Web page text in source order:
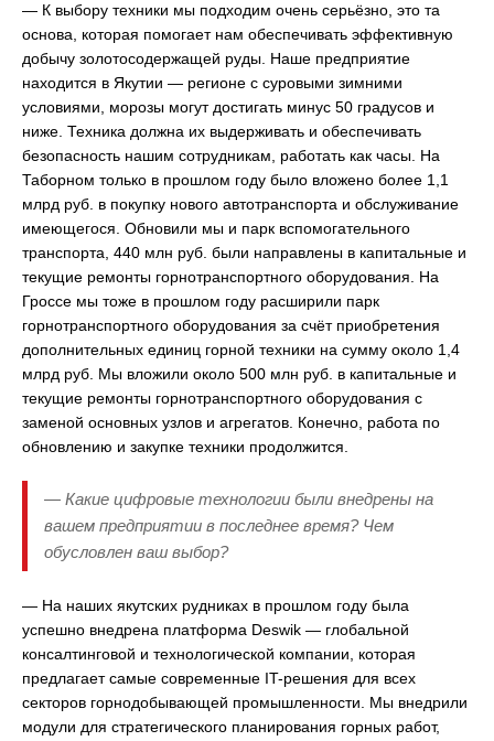
— К выбору техники мы подходим очень серьёзно, это та
основа, которая помогает нам обеспечивать эффективную
добычу золотосодержащей руды. Наше предприятие
находится в Якутии — регионе с суровыми зимними
условиями, морозы могут достигать минус 50 градусов и
ниже. Техника должна их выдерживать и обеспечивать
безопасность нашим сотрудникам, работать как часы. На
Таборном только в прошлом году было вложено более 1,1
млрд руб. в покупку нового автотранспорта и обслуживание
имеющегося. Обновили мы и парк вспомогательного
транспорта, 440 млн руб. были направлены в капитальные и
текущие ремонты горнотранспортного оборудования. На
Гроссе мы тоже в прошлом году расширили парк
горнотранспортного оборудования за счёт приобретения
дополнительных единиц горной техники на сумму около 1,4
млрд руб. Мы вложили около 500 млн руб. в капитальные и
текущие ремонты горнотранспортного оборудования с
заменой основных узлов и агрегатов. Конечно, работа по
обновлению и закупке техники продолжится.
— Какие цифровые технологии были внедрены на
вашем предприятии в последнее время? Чем
обусловлен ваш выбор?
— На наших якутских рудниках в прошлом году была
успешно внедрена платформа Deswik — глобальной
консалтинговой и технологической компании, которая
предлагает самые современные IT-решения для всех
секторов горнодобывающей промышленности. Мы внедрили
модули для стратегического планирования горных работ,